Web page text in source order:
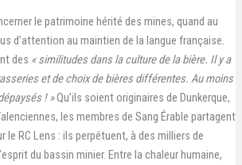
le patrimoine hérité des mines, quand au
d’attention au maintien de la langue française.
des « similitudes dans la culture de la bière. Il y a
et de choix de bières différentes. Au moins
! »Qu’ils soient originaires de Dunkerque,
les membres de Sang Érable partagent
le RC Lens : ils perpétuent, à des milliers de
du bassin minier. Entre la chaleur humaine,